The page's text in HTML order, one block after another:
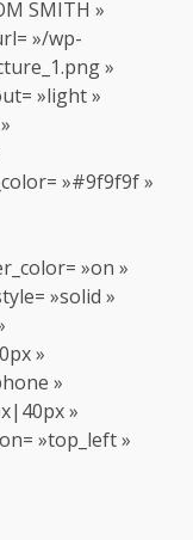
SMITH »
»/wp-
»
»light »
»#9f9f9f »
»on »
»solid »
»
»
»
»top_left »